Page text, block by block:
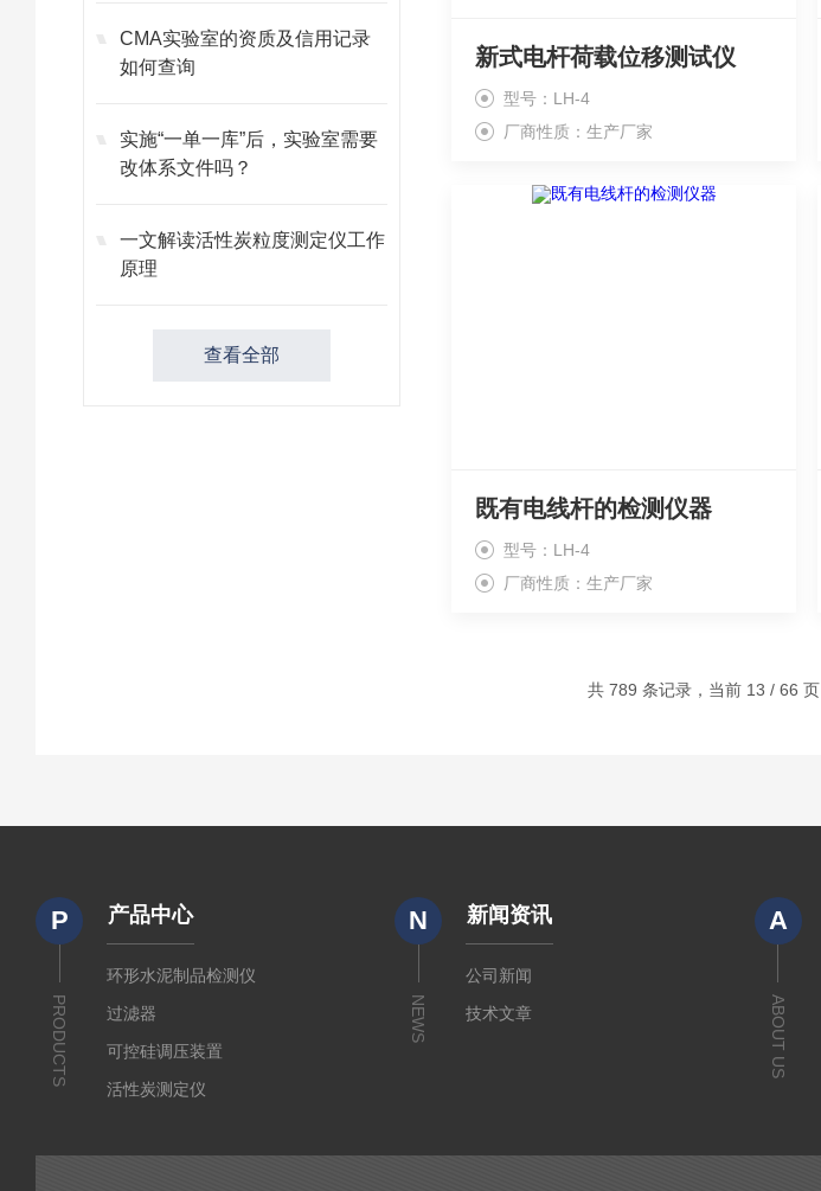
CMA实验室的资质及信用记录
如何查询
实施“一单一库”后，实验室需要
改体系文件吗？
一文解读活性炭粒度测定仪工作
原理
查看全部
新式电杆荷载位移测试仪
型号：LH-4
厂商性质：生产厂家
既有电线杆的检测仪器
型号：LH-4
厂商性质：生产厂家
共 789 条记录，当前 13 / 66 页
P
PRODUCTS
产品中心
环形水泥制品检测仪
过滤器
可控硅调压装置
活性炭测定仪
N
NEWS
新闻资讯
公司新闻
技术文章
A
ABOUT US